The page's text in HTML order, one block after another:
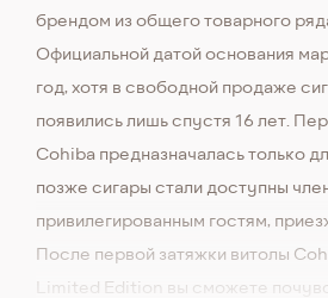
брендом из общего товарного
Официальной датой основания
год, хотя в свободной продаже
появились лишь спустя 16 лет.
Cohiba предназначалась только
позже сигары стали доступны
привилегированным гостям,
После первой затяжки витолы
Limited Edition вы сможете